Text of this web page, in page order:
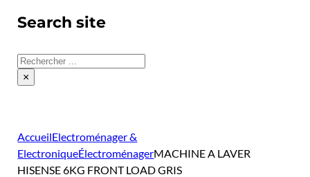
Search site
Rechercher
×
AccueilElectroménager &
ElectroniqueÉlectroménagerMACHINE A LAVER
HISENSE 6KG FRONT LOAD GRIS